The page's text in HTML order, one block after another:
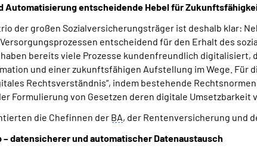
Automatisierung entscheidende Hebel für
der großen Sozialversicherungsträger ist deshalb klar:
entscheidend für den Erhalt des
bereits viele Prozesse kundenfreundlich
und einer zukunftsfähigen Aufstellung im Wege.
Rechtsverständnis“, indem bestehende
Formulierung von Gesetzen deren digitale Umsetzbarkeit
die Chefinnen der BA, der Rentenversicherung und
– datensicherer und automatischer Datenaustausch